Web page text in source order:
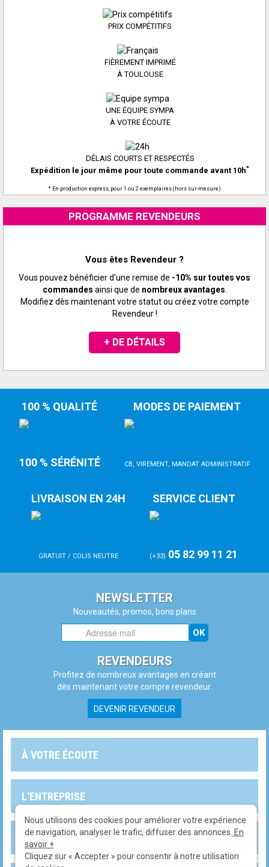
PRIX COMPÉTITIFS
FIÈREMENT IMPRIMÉ
À TOULOUSE
UNE ÉQUIPE SYMPA
À VOTRE ÉCOUTE
DÉLAIS COURTS ET RESPECTÉS
Expédition le jour même pour toute commande avant 10h*
* En production express, pour 1 ou 2 exemplaires (hors sur-mesure)
PROGRAMME REVENDEURS
Vous êtes Revendeur ?
Vous pouvez bénéficier d'une remise de -10% sur toutes vos
commandes ainsi que de nombreux avantages
Modifiez dès maintenant votre statut ou créez votre compte
Revendeur !
+ DE DÉTAILS
100 % QUALITÉ
100 % SÉRÉNITÉ
MODES DE PAIEMENT
CB, VIREMENT, MANDAT ADMINISTRATIF
LIVRAISON EN 24H
GRATUIT / COLIS NEUTRE
SERVICE CLIENT
(+33) 05 82 99 11 21
NEWSLETTER
Nouveautés, promos, bons plans
OK
REVENDEURS
Profitez de nombreux avantages en créant
dès maintenant votre compre revendeur.
DEVENIR REVENDEUR
À VOTRE ÉCOUTE
L'ENTREPRISE
PRODUITS
Nous utilisons des cookies pour améliorer votre expérience
de navigation, analyser le trafic, diffuser des annonces. En
savoir +
Cliquez sur « Accepter » pour consentir à notre utilisation